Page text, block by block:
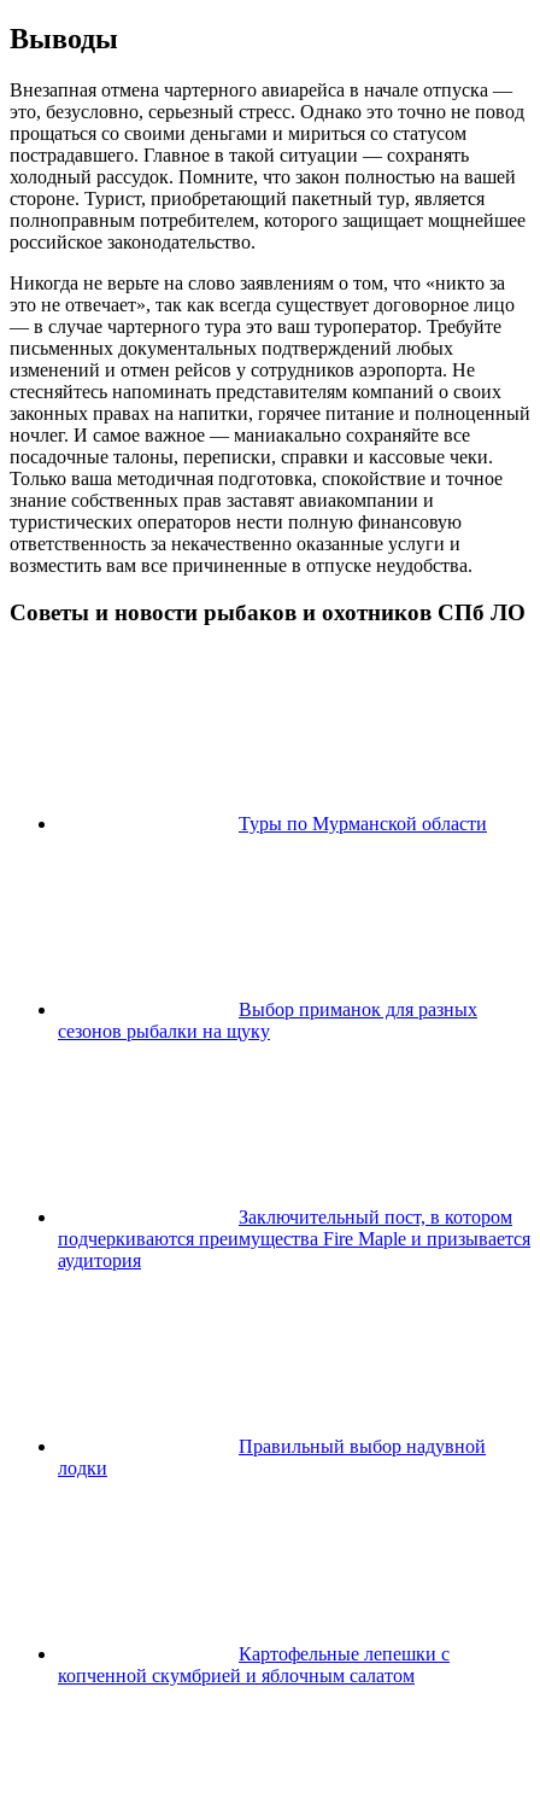
Выводы
Внезапная отмена чартерного авиарейса в начале отпуска —
это, безусловно, серьезный стресс. Однако это точно не повод
прощаться со своими деньгами и мириться со статусом
пострадавшего. Главное в такой ситуации — сохранять
холодный рассудок. Помните, что закон полностью на вашей
стороне. Турист, приобретающий пакетный тур, является
полноправным потребителем, которого защищает мощнейшее
российское законодательство.
Никогда не верьте на слово заявлениям о том, что «никто за
это не отвечает», так как всегда существует договорное лицо
— в случае чартерного тура это ваш туроператор. Требуйте
письменных документальных подтверждений любых
изменений и отмен рейсов у сотрудников аэропорта. Не
стесняйтесь напоминать представителям компаний о своих
законных правах на напитки, горячее питание и полноценный
ночлег. И самое важное — маниакально сохраняйте все
посадочные талоны, переписки, справки и кассовые чеки.
Только ваша методичная подготовка, спокойствие и точное
знание собственных прав заставят авиакомпании и
туристических операторов нести полную финансовую
ответственность за некачественно оказанные услуги и
возместить вам все причиненные в отпуске неудобства.
Советы и новости рыбаков и охотников СПб ЛО
Туры по Мурманской области
Выбор приманок для разных
сезонов рыбалки на щуку
Заключительный пост, в котором
подчеркиваются преимущества Fire Maple и призывается
аудитория
Правильный выбор надувной
лодки
Картофельные лепешки с
копченной скумбрией и яблочным салатом